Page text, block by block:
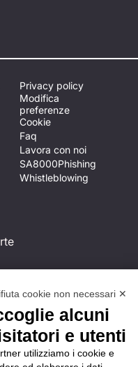
Privacy policy
Modifica
preferenze
Cookie
Faq
Lavora con noi
SA8000Phishing
Whistleblowing
cookie non necessari ✕
alcuni
e utenti
utilizziamo i cookie e